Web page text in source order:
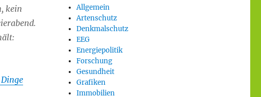
kein
Allgemein
Artenschutz
Denkmalschutz
EEG
Energiepolitik
Forschung
Gesundheit
Grafiken
Immobilien